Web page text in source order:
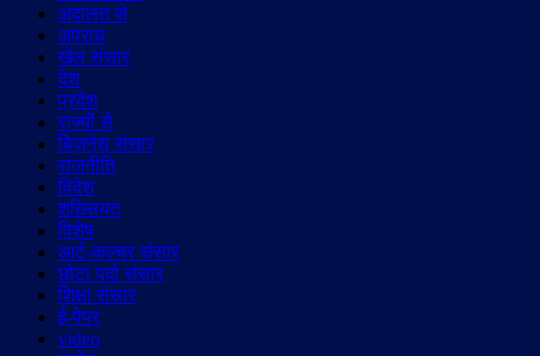
अदालत से
अपराध
खेल संसार
देश
प्रदेश
राज्यों से
बिज़नेस संसार
राजनीति
विदेश
शख़्सियत
विशेष
आर्ट-कल्चर संसार
छोटा पर्दा संसार
शिक्षा संसार
ई-पेपर
video